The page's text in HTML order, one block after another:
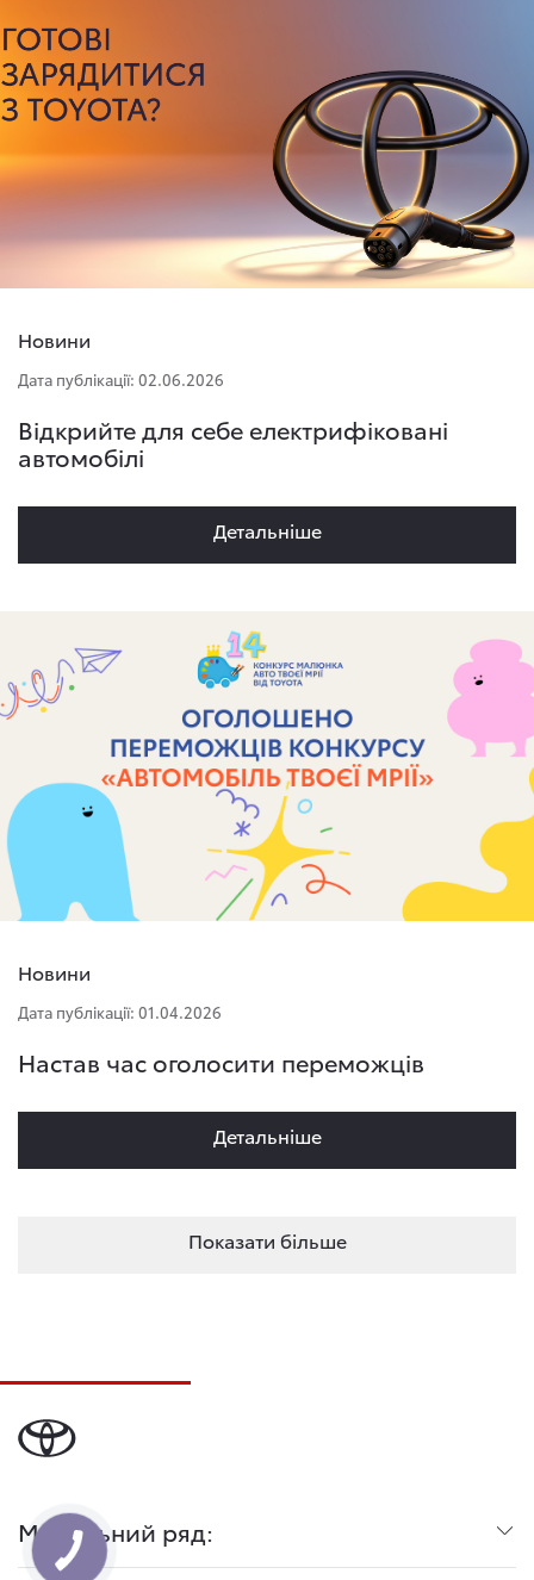
Новини
Дата публікації: 02.06.2026
Відкрийте для себе електрифіковані
автомобілі
Детальнiше
Новини
Дата публікації: 01.04.2026
Настав час оголосити переможців
Детальнiше
Показати більше
Модельний ряд: